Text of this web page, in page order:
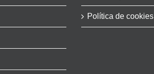
Política de cookies